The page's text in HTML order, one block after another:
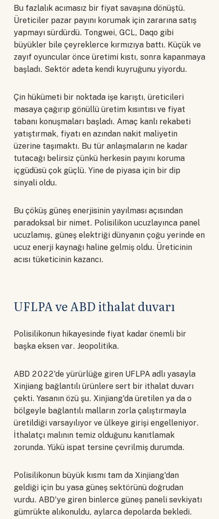
Bu fazlalık acımasız bir fiyat savaşına dönüştü.
Üreticiler pazar payını korumak için zararına satış
yapmayı sürdürdü. Tongwei, GCL, Daqo gibi
büyükler bile çeyreklerce kırmızıya battı. Küçük ve
zayıf oyuncular önce üretimi kıstı, sonra kapanmaya
başladı. Sektör adeta kendi kuyruğunu yiyordu.
Çin hükümeti bir noktada işe karıştı, üreticileri
masaya çağırıp gönüllü üretim kısıntısı ve fiyat
tabanı konuşmaları başladı. Amaç kanlı rekabeti
yatıştırmak, fiyatı en azından nakit maliyetin
üzerine taşımaktı. Bu tür anlaşmaların ne kadar
tutacağı belirsiz çünkü herkesin payını koruma
içgüdüsü çok güçlü. Yine de piyasa için bir dip
sinyali oldu.
Bu çöküş güneş enerjisinin yayılması açısından
paradoksal bir nimet. Polisilikon ucuzlayınca panel
ucuzlamış, güneş elektriği dünyanın çoğu yerinde en
ucuz enerji kaynağı haline gelmiş oldu. Üreticinin
acısı tüketicinin kazancı.
UFLPA ve ABD ithalat duvarı
Polisilikonun hikayesinde fiyat kadar önemli bir
başka eksen var. Jeopolitika.
ABD 2022'de yürürlüğe giren UFLPA adlı yasayla
Xinjiang bağlantılı ürünlere sert bir ithalat duvarı
çekti. Yasanın özü şu. Xinjiang'da üretilen ya da o
bölgeyle bağlantılı malların zorla çalıştırmayla
üretildiği varsayılıyor ve ülkeye girişi engelleniyor.
İthalatçı malının temiz olduğunu kanıtlamak
zorunda. Yükü ispat tersine çevrilmiş durumda.
Polisilikonun büyük kısmı tam da Xinjiang'dan
geldiği için bu yasa güneş sektörünü doğrudan
vurdu. ABD'ye giren binlerce güneş paneli sevkiyatı
gümrükte alıkonuldu, aylarca depolarda bekledi.